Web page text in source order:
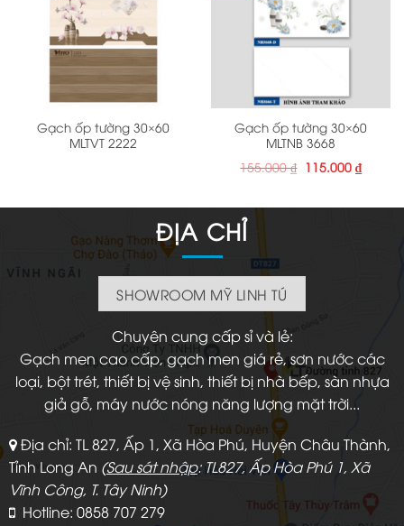
Gạch ốp tường 30×60
MLTVT 2222
Gạch ốp tường 30×60
MLTNB 3668
155.000₫ Giá
gốc
115.000 ₫Giá
hiện
ĐỊA CHỈ
SHOWROOM MỸ LINH TÚ
Chuyên cung cấp sỉ và lẻ:
Gạch men cao cấp, gạch men giá rẻ, sơn nước các
loại, bột trét, thiết bị vệ sinh, thiết bị nhà bếp, sàn nhựa
giả gỗ, máy nước nóng năng lượng mặt trời...
Địa chỉ: TL 827, Ấp 1, Xã Hòa Phú, Huyện Châu Thành,
Tỉnh Long An (Sau sát nhập: TL827, Ấp Hòa Phú 1, Xã
Vĩnh Công, T. Tây Ninh)
Hotline: 0858 707 279